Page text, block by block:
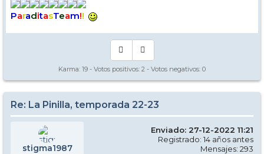
ParaditasTeam!!
Karma: 19 - Votos positivos: 2 - Votos negativos: 0
Re: La Pinilla, temporada 22-23
stigma1987
Enviado: 27-12-2022 11:21
Registrado: 14 años antes
Mensajes: 293